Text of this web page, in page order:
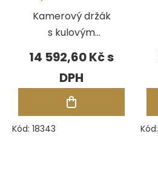
Kamerový držák
s kulovým
kloubem GRS
pro stojan
Acrobat
14 592,60 Kč
Kód: 18343 Kód: